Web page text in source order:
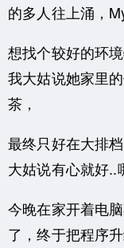
的多人往上涌，
想找个较好的环
我大姑说她家里
茶，
最终只好在大排
大姑说有心就好..
今晚在家开着电
了，终于把程序